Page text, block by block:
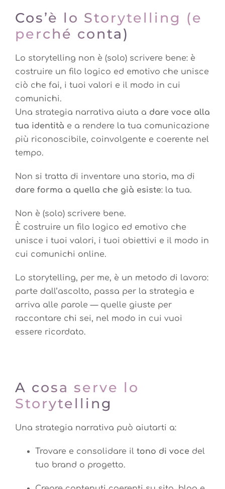
Cos’è lo Storytelling (e
perché conta)
Lo storytelling non è (solo) scrivere bene: è
costruire un filo logico ed emotivo che unisce
ciò che fai, i tuoi valori e il modo in cui
comunichi.
Una strategia narrativa aiuta a dare voce alla
tua identità e a rendere la tua comunicazione
più riconoscibile, coinvolgente e coerente nel
tempo.
Non si tratta di inventare una storia, ma di
dare forma a quella che già esiste: la tua.
Non è (solo) scrivere bene.
È costruire un filo logico ed emotivo che
unisce i tuoi valori, i tuoi obiettivi e il modo in
cui comunichi online.
Lo storytelling, per me, è un metodo di lavoro:
parte dall’ascolto, passa per la strategia e
arriva alle parole — quelle giuste per
raccontare chi sei, nel modo in cui vuoi
essere ricordato.
A cosa serve lo
Storytelling
Una strategia narrativa può aiutarti a:
Trovare e consolidare il tono di voce del
tuo brand o progetto.